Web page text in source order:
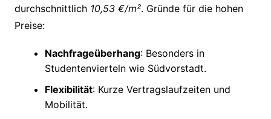
durchschnittlich 10,53 €/m². Gründe für die hohen
Preise:
Nachfrageüberhang: Besonders in
Studentenvierteln wie Südvorstadt.
Flexibilität: Kurze Vertragslaufzeiten und
Mobilität.